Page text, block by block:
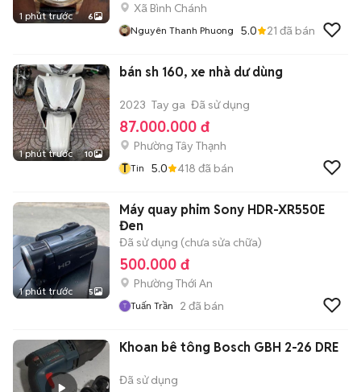
1 phút trước 6
Xã Bình Chánh
Nguyên Thanh Phuong 5.0 21 đã bán
1 phút trước 10
bán sh 160, xe nhà dư dùng
2023 Tay ga Đã sử dụng
87.000.000 đ
Phường Tây Thạnh
T Tin 5.0 418 đã bán
1 phút trước 5
Máy quay phim Sony HDR-XR550E
Đen
Đã sử dụng (chưa sửa chữa)
500.000 đ
Phường Thới An
Tuấn Trần 2 đã bán
Khoan bê tông Bosch GBH 2-26 DRE
Đã sử dụng